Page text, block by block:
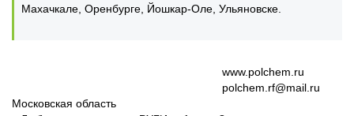
Махачкале, Оренбурге, Йошкар-Оле, Ульяновске.
www.polchem.ru
polchem.rf@mail.ru
Московская область